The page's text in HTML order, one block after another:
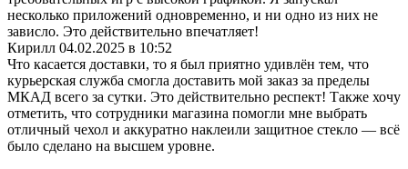
несколько приложений одновременно, и ни одно из них не
зависло. Это действительно впечатляет!
Кирилл 04.02.2025 в 10:52
Что касается доставки, то я был приятно удивлён тем, что
курьерская служба смогла доставить мой заказ за пределы
МКАД всего за сутки. Это действительно респект! Также хочу
отметить, что сотрудники магазина помогли мне выбрать
отличный чехол и аккуратно наклеили защитное стекло — всё
было сделано на высшем уровне.